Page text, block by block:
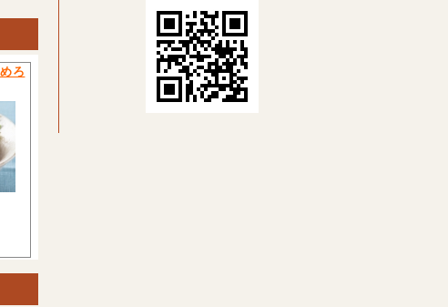
ろ